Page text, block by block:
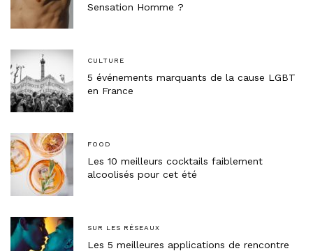
Sensation Homme ?
CULTURE
5 événements marquants de la cause LGBT
en France
FOOD
Les 10 meilleurs cocktails faiblement
alcoolisés pour cet été
SUR LES RÉSEAUX
Les 5 meilleures applications de rencontre